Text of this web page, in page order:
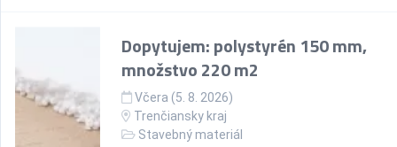
Dopytujem: polystyrén 150 mm,
množstvo 220 m2
Včera (5. 8. 2026)
Trenčiansky kraj
Stavebný materiál